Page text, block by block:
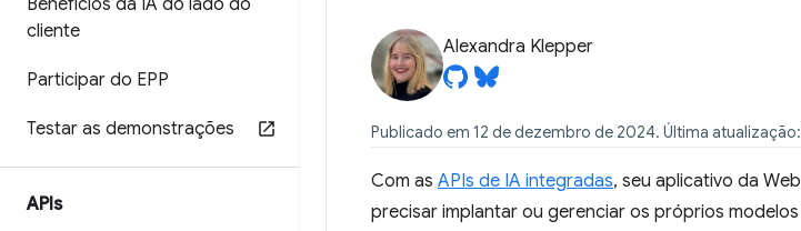
Benefícios da IA do lado do
cliente
Participar do EPP
Testar as demonstrações
APIs
Alexandra Klepper
Publicado em 12 de dezembro de 2024. Última
Com as APIs de IA integradas, seu aplicativo da
precisar implantar ou gerenciar os próprios